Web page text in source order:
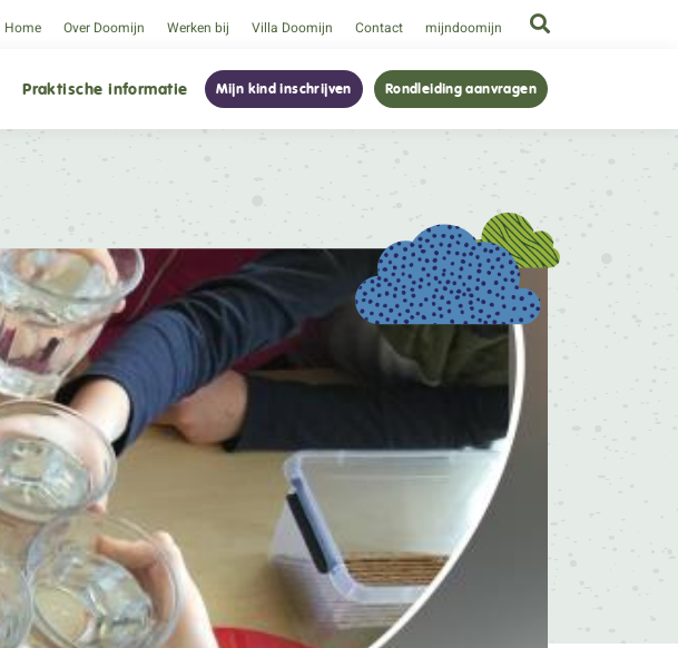
Home Over Doomijn Werken bij Villa Doomijn Contact mijndoomijn
Praktische informatie Mijn kind inschrijven Rondleiding aanvragen